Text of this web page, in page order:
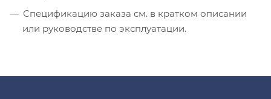
Спецификацию заказа см. в кратком описании
или руководстве по эксплуатации.